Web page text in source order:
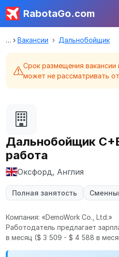
RabotaGo.com
Вакансии Дальнобойщик
Срок размещения вакансии
может не рассматривать
Дальнобойщик
работа
Оксфорд, Англия
Полная занятость
Компания: «DemoWork Co., Ltd.»
Работодатель предлагает
в месяц ($ 3 509 - $ 4 588 в